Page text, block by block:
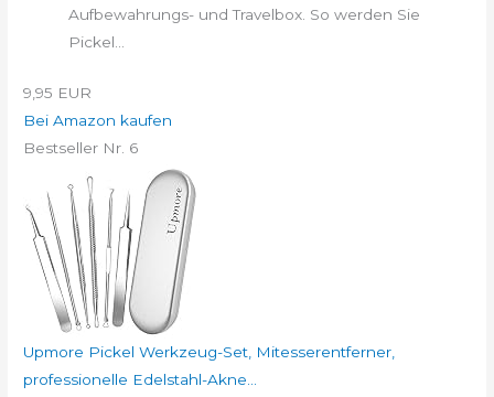
Aufbewahrungs- und Travelbox. So werden Sie
Pickel...
9,95 EUR
Bei Amazon kaufen
Bestseller Nr. 6
Upmore Pickel Werkzeug-Set, Mitesserentferner,
professionelle Edelstahl-Akne...